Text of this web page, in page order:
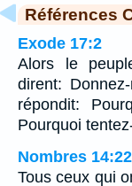
Références
Exode 17:2
Alors le
dirent:
répondit:
Pourquoi
Nombres 14:22
Tous ceux qui